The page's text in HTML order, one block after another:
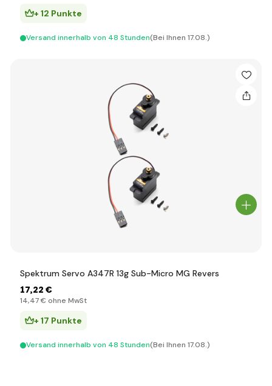
+ 12 Punkte
Versand innerhalb von 48 Stunden(Bei Ihnen 17.08.)
Spektrum Servo A347R 13g Sub-Micro MG Revers
17,22 €
14,47 € ohne MwSt
+ 17 Punkte
Versand innerhalb von 48 Stunden(Bei Ihnen 17.08.)